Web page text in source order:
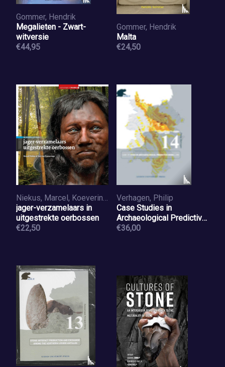
Gommer, Hendrik
Megalieten - Zwart-
witversie
€44,95
Gommer, Hendrik
Malta
€24,50
Niekus, Marcel, Koeveringe, Yuri van
jager-verzamelaars in
uitgestrekte oerbossen
€22,50
Verhagen, Philip
Case Studies in
Archaeological Predictive
Modelling
€36,00